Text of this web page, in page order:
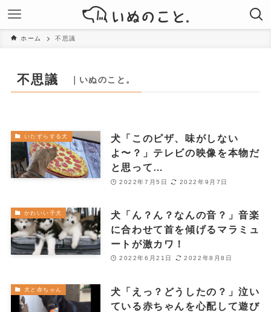
ホーム 不思議
不思議 ｜いぬのこと。
いたずらする犬
犬「このピザ、味がしない
よ〜？」テレビの映像を本物だ
と思って…
2022年7月5日 2022年9月7日
かわいい子犬
犬「ん？ん？なんの音？」音楽
に合わせて首を傾げるマラミュ
ートが激カワ！
2022年6月21日 2022年8月8日
犬と赤ちゃん
犬「えっ？どうしたの？」泣い
ている赤ちゃんを心配して遊び